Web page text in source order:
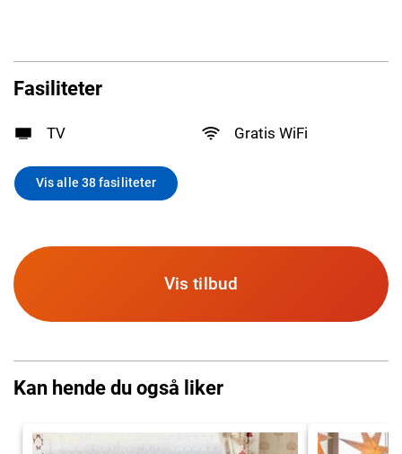
Fasiliteter
TV Gratis WiFi
Vis alle 38 fasiliteter
Vis tilbud
Kan hende du også liker